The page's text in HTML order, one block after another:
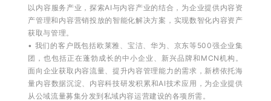
以内容服务产业，探索AI与内容产业的结合，为企业提供内容资
产管理和内容营销投放的智能化解决方案，实现数智化内容资产
获取与管理。
• 我们的客户既包括欧莱雅、宝洁、华为、京东等500强企业集
团，也包括正在蓬勃成长的中小企业、新兴品牌和MCN机构。
面向企业获取内容流量、提升内容管理能力的需求，新榜依托海
量内容数据沉淀、内容科技研发积累和AI技术应用，为企业提供
从公域流量募集分发到私域内容运营建设的各项所需。